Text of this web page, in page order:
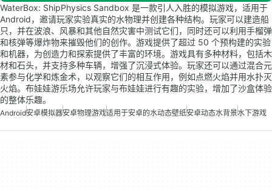
WaterBox: ShipPhysics Sandbox 是一款引人入胜的模拟游戏，适用于
Android，邀请玩家实验真实的水物理并创建各种结构。玩家可以建造船
只，并在波浪、风暴和其他自然灾害中测试它们，同时还可以利用手榴弹
和核弹等爆炸物来摧毁他们的创作。游戏提供了超过 50 个预构建的实验
和机器，为创造力和探索提供了丰富的环境。游戏具有多种材料，包括木
材和石头，并支持多种车辆，增强了沉浸式体验。玩家还可以通过混合元
素参与化学和炼金术，以观察它们的相互作用，例如点燃火焰并用水扑灭
火焰。布娃娃游乐场允许玩家与布娃娃进行有趣的实验，增加了沙盒体验
的整体乐趣。
Android安卓模拟器安卓物理游戏适用于安卓的水动态壁纸安卓动态水背景水下游戏